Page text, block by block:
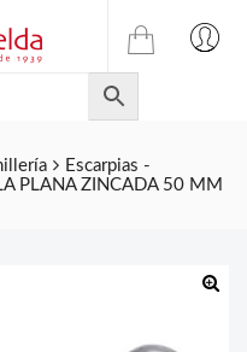
TIENDA
ONLINE
DE
JULIAN
CELDA
S.L.
Escarpias -
PLANA ZINCADA 50 MM